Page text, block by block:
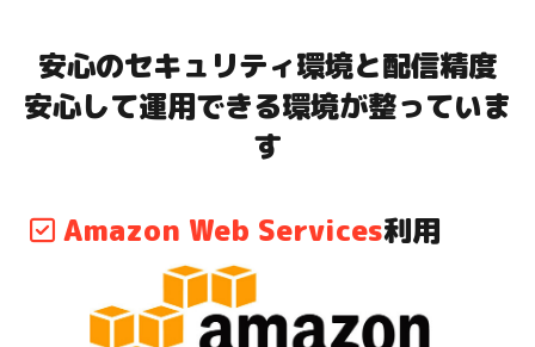
安心のセキュリティ環境と配信精度
安心して運用できる環境が整っていま
す
Amazon Web Services利用